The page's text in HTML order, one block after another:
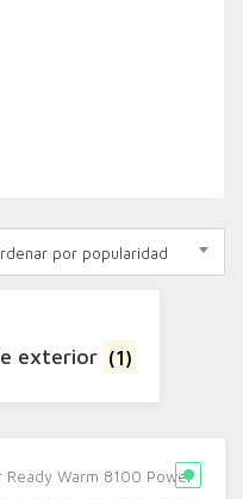
por popularidad
exterior (1)